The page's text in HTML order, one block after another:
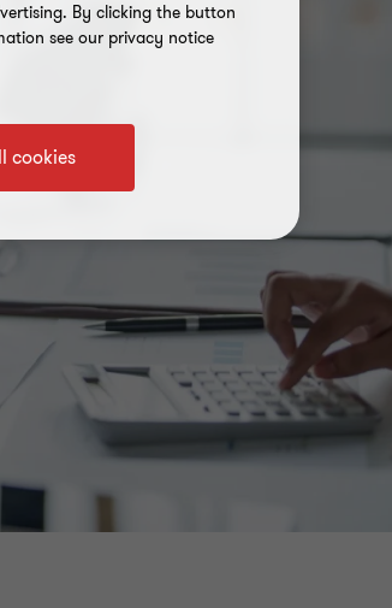
By clicking the button
see our privacy notice
cookies